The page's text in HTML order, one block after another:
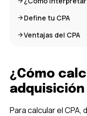
Define tu CPA
Ventajas del CPA
¿Cómo
adquisición
Para calcular el CPA,